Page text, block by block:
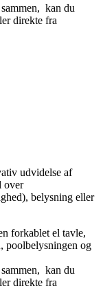
kan du
direkte fra
udvidelse af
over
belysning eller
forkablet el tavle,
poolbelysningen og
kan du
direkte fra